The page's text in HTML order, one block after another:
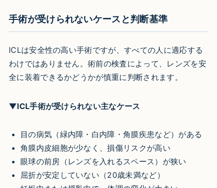
手術が受けられないケースと判断基準
ICLは安全性の高い手術ですが、すべての人に適応する
わけではありません。術前の検査によって、レンズを安
全に装着できるかどうかが慎重に判断されます。
▼ICL手術が受けられない主なケース
目の病気（緑内障・白内障・角膜疾患など）がある
角膜内皮細胞が少なく、損傷リスクが高い
眼球の前房（レンズを入れるスペース）が狭い
屈折が安定していない（20歳未満など）